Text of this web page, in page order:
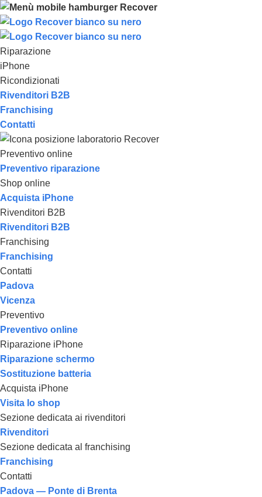
Riparazione
iPhone
Ricondizionati
Rivenditori B2B
Franchising
Contatti
Preventivo online
Preventivo riparazione
Shop online
Acquista iPhone
Rivenditori B2B
Rivenditori B2B
Franchising
Franchising
Contatti
Padova
Vicenza
Preventivo
Preventivo online
Riparazione iPhone
Riparazione schermo
Sostituzione batteria
Acquista iPhone
Visita lo shop
Sezione dedicata ai rivenditori
Rivenditori
Sezione dedicata al franchising
Franchising
Contatti
Padova — Ponte di Brenta